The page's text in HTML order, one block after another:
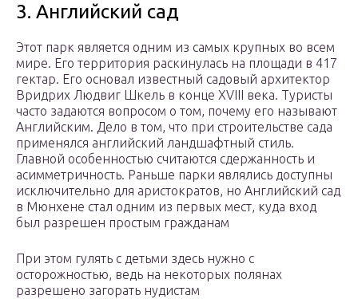
3. Английский сад
Этот парк является одним из самых крупных во всем
мире. Его территория раскинулась на площади в 417
гектар. Его основал известный садовый архитектор
Вридрих Людвиг Шкель в конце XVIII века. Туристы
часто задаются вопросом о том, почему его называют
Английским. Дело в том, что при строительстве сада
применялся английский ландшафтный стиль.
Главной особенностью считаются сдержанность и
асимметричность. Раньше парки являлись доступны
исключительно для аристократов, но Английский сад
в Мюнхене стал одним из первых мест, куда вход
был разрешен простым гражданам
При этом гулять с детьми здесь нужно с
осторожностью, ведь на некоторых полянах
разрешено загорать нудистам